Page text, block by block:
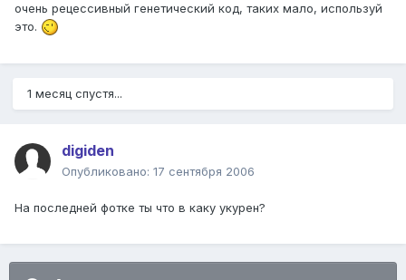
очень рецессивный генетический код, таких мало, используй
это.
1 месяц спустя...
digiden
Опубликовано: 17 сентября 2006
На последней фотке ты что в каку укурен?